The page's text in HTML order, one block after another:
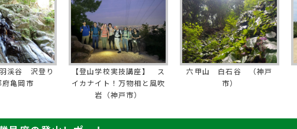
渓谷 沢登り
亀岡市
【登山学校実技講座】 ス
イカナイト！万物相と風吹
岩（神戸市）
六甲山 白石谷 （神戸
市）